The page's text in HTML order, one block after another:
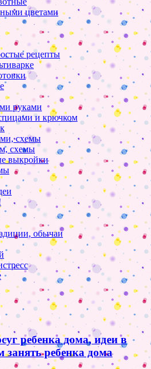
цветами
рецепты
руками
и крючком
схемы
схемы
выкройки
обычаи
ребенка дома, идеи в
ребенка дома